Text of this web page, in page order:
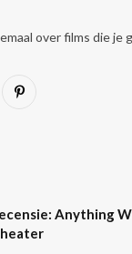
over films die je
Pinterest
Anything